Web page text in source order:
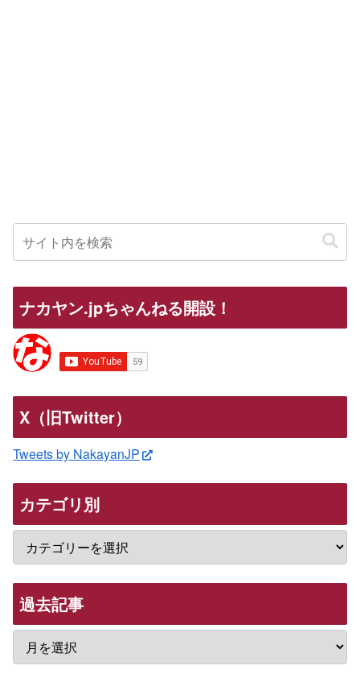
ナカヤン.jpちゃんねる開設！
X（旧Twitter）
Tweets by NakayanJP
カテゴリ別
過去記事